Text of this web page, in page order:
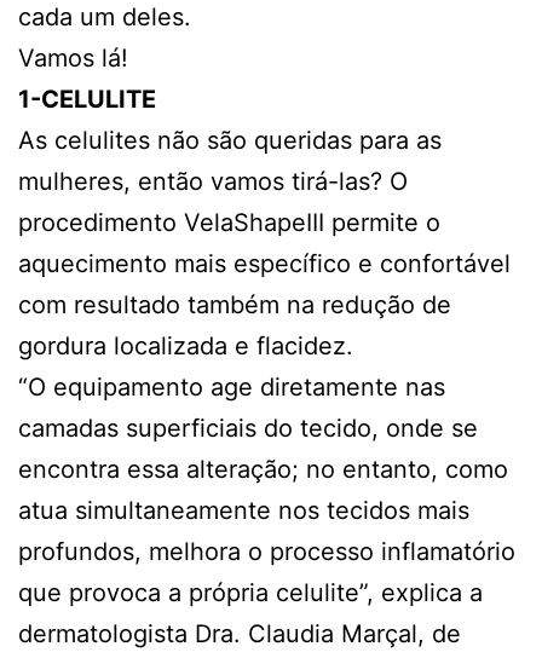
cada um deles.
Vamos lá!
1-CELULITE
As celulites não são queridas para as
mulheres, então vamos tirá-las? O
procedimento VelaShapeIII permite o
aquecimento mais específico e confortável
com resultado também na redução de
gordura localizada e flacidez.
“O equipamento age diretamente nas
camadas superficiais do tecido, onde se
encontra essa alteração; no entanto, como
atua simultaneamente nos tecidos mais
profundos, melhora o processo inflamatório
que provoca a própria celulite”, explica a
dermatologista Dra. Claudia Marçal, de